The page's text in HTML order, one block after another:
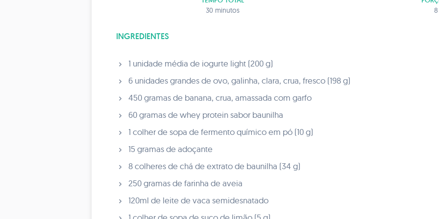
30 minutos
8
INGREDIENTES
1 unidade média de iogurte light (200 g)
6 unidades grandes de ovo, galinha, clara, crua, fresco (198 g)
450 gramas de banana, crua, amassada com garfo
60 gramas de whey protein sabor baunilha
1 colher de sopa de fermento químico em pó (10 g)
15 gramas de adoçante
8 colheres de chá de extrato de baunilha (34 g)
250 gramas de farinha de aveia
120ml de leite de vaca semidesnatado